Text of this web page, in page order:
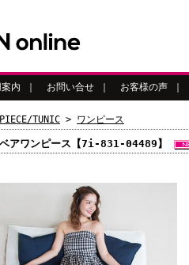
内 お問い合せ お客様の声
TUNIC > ワンピース
ベアワンピース【7i-831-04489】